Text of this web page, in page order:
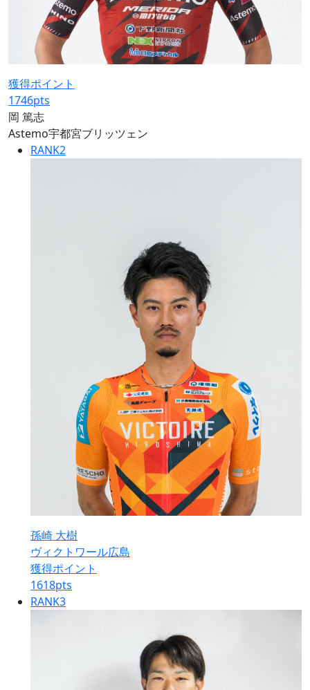
獲得ポイント
1746pts
岡 篤志
Astemo宇都宮ブリッツェン
RANK2
孫崎 大樹
ヴィクトワール広島
獲得ポイント
1618pts
RANK3